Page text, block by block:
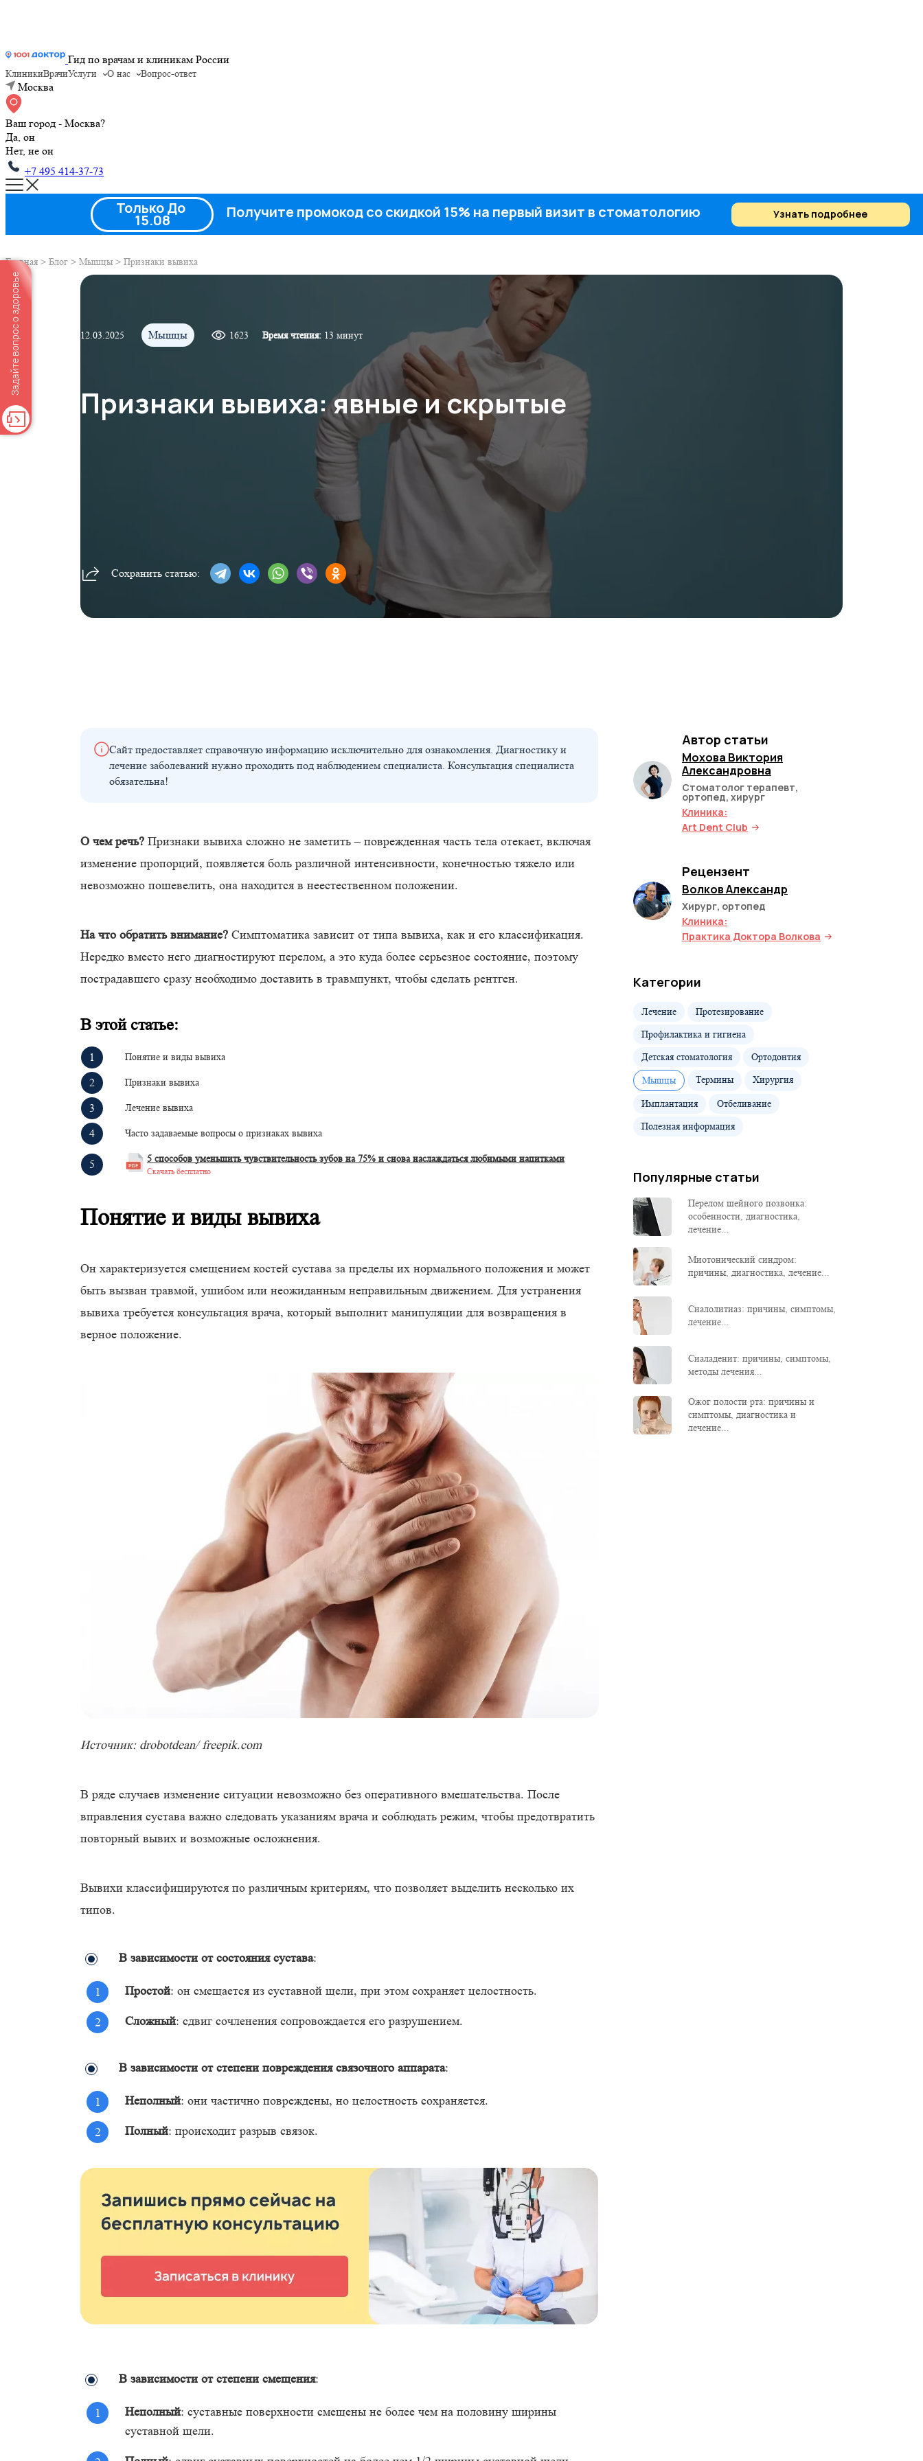
Гид по врачам и клиникам России
КлиникиВрачиУслуги О нас Вопрос-ответ
Москва
Ваш город - Москва?
Да, он
Нет, не он
+7 495 414-37-73
Главная > Блог > Мышцы > Признаки вывиха
12.03.2025 Мышцы 1623 Время чтения: 13 минут
Признаки вывиха: явные и скрытые
Сохранить статью:
Сайт предоставляет справочную информацию исключительно для ознакомления. Диагностику и
лечение заболеваний нужно проходить под наблюдением специалиста. Консультация специалиста
обязательна!
О чем речь? Признаки вывиха сложно не заметить – поврежденная часть тела отекает, включая
изменение пропорций, появляется боль различной интенсивности, конечностью тяжело или
невозможно пошевелить, она находится в неестественном положении.
На что обратить внимание? Симптоматика зависит от типа вывиха, как и его классификация.
Нередко вместо него диагностируют перелом, а это куда более серьезное состояние, поэтому
пострадавшего сразу необходимо доставить в травмпункт, чтобы сделать рентген.
В этой статье:
Понятие и виды вывиха
Признаки вывиха
Лечение вывиха
Часто задаваемые вопросы о признаках вывиха
5 способов уменьшить чувствительность зубов на 75% и снова наслаждаться любимыми напитками
Скачать бесплатно
Понятие и виды вывиха
Он характеризуется смещением костей сустава за пределы их нормального положения и может
быть вызван травмой, ушибом или неожиданным неправильным движением. Для устранения
вывиха требуется консультация врача, который выполнит манипуляции для возвращения в
верное положение.
Источник: drobotdean/ freepik.com
В ряде случаев изменение ситуации невозможно без оперативного вмешательства. После
вправления сустава важно следовать указаниям врача и соблюдать режим, чтобы предотвратить
повторный вывих и возможные осложнения.
Вывихи классифицируются по различным критериям, что позволяет выделить несколько их
типов.
В зависимости от состояния сустава:
Простой: он смещается из суставной щели, при этом сохраняет целостность.
Сложный: сдвиг сочленения сопровождается его разрушением.
В зависимости от степени повреждения связочного аппарата:
Неполный: они частично повреждены, но целостность сохраняется.
Полный: происходит разрыв связок.
В зависимости от степени смещения:
Неполный: суставные поверхности смещены не более чем на половину ширины
суставной щели.
Автор статьи
Мохова Виктория
Александровна
Стоматолог терапевт,
ортопед, хирург
Клиника:
Art Dent Club
Рецензент
Волков Александр
Хирург, ортопед
Клиника:
Практика Доктора Волкова
Категории
Лечение Протезирование
Профилактика и гигиена
Детская стоматология Ортодонтия
Мышцы Термины Хирургия
Имплантация Отбеливание
Полезная информация
Популярные статьи
Перелом шейного позвонка:
особенности, диагностика,
лечение...
Миотонический синдром:
причины, диагностика, лечение...
Сиалолитиаз: причины, симптомы,
лечение...
Сиаладенит: причины, симптомы,
методы лечения...
Ожог полости рта: причины и
симптомы, диагностика и
лечение...
Только До
15.08 Получите промокод со скидкой 15% на первый визит в стоматологию Узнать подробнее
Задайте вопрос о здоровье